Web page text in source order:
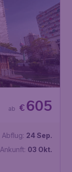
€605
ab
Abflug: 24 Sep.
Ankunft: 03 Okt.